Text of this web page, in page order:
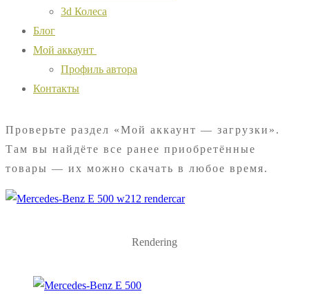
3d Колеса
Блог
Мой аккаунт
Профиль автора
Контакты
Проверьте раздел «Мой аккаунт — загрузки».
Там вы найдёте все ранее приобретённые
товары — их можно скачать в любое время.
Rendering